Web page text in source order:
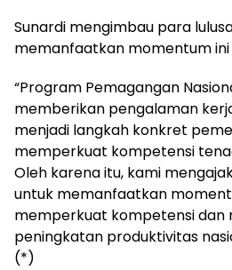
Sunardi mengimbau para
memanfaatkan momentum ini
“Program Pemagangan
memberikan pengalaman
menjadi langkah konkret
memperkuat kompetensi
Oleh karena itu, kami
untuk memanfaatkan
memperkuat kompetensi dan
peningkatan produktivitas
(*)